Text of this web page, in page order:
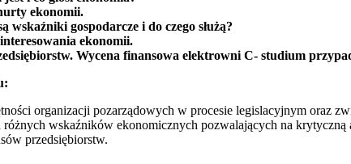
ekonomii.
wskaźniki gospodarcze i do czego służą?
ekonomii.
Wycena finansowa elektrowni C- studium
organizacji pozarządowych w procesie legislacyjnym oraz
wskaźników ekonomicznych pozwalających na krytyczną
przedsiębiorstw.